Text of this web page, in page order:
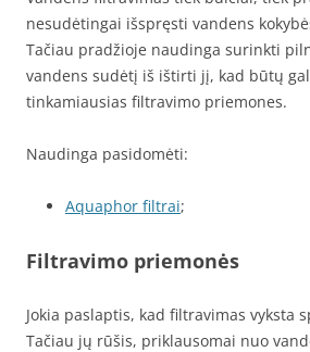
nesudėtingai išspręsti vandens
Tačiau pradžioje naudinga surinkti
vandens sudėtį iš ištirti jį, kad būtų
tinkamiausias filtravimo priemones.
Naudinga pasidomėti:
Aquaphor filtrai;
Filtravimo priemonės
Jokia paslaptis, kad filtravimas vyksta
Tačiau jų rūšis, priklausomai nuo